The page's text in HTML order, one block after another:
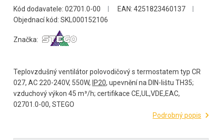
Kód dodavatele: 02701.0-00
EAN: 4251823460137
Objednací kód: SKL000152106
Značka:
Teplovzdušný ventilátor polovodičový s termostatem typ CR
027, AC 220-240V, 550W, IP20, upevnění na DIN-lištu TH35;
vzduchový výkon 45 m³/h; certifikace CE,UL,VDE,EAC,
02701.0-00, STEGO
Podrobný popis